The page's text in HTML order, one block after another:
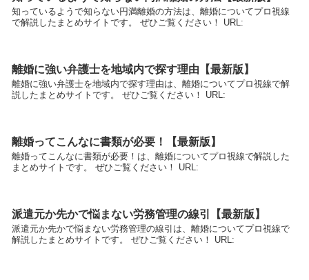
知っているようで知らない円満離婚の方法は、離婚についてプロ視線
で解説したまとめサイトです。 ぜひご覧ください！ URL:
離婚に強い弁護士を地域内で探す理由【最新版】
離婚に強い弁護士を地域内で探す理由は、離婚についてプロ視線で解
説したまとめサイトです。 ぜひご覧ください！ URL:
離婚ってこんなに書類が必要！【最新版】
離婚ってこんなに書類が必要！は、離婚についてプロ視線で解説した
まとめサイトです。 ぜひご覧ください！ URL:
派遣元か先かで悩まない労務管理の線引【最新版】
派遣元か先かで悩まない労務管理の線引は、離婚についてプロ視線で
解説したまとめサイトです。 ぜひご覧ください！ URL: